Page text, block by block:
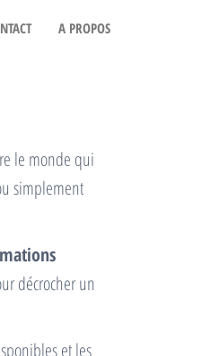
A PROPOS
le monde qui
simplement
décrocher un
et les